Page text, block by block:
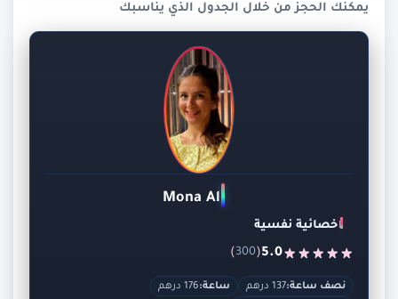
يمكنك الحجز من خلال الجدول الذي يناسبك
Mona Ali
اخصائية نفسية
5.0
(
300
)
نصف ساعة:137 درهم ساعة:176 درهم